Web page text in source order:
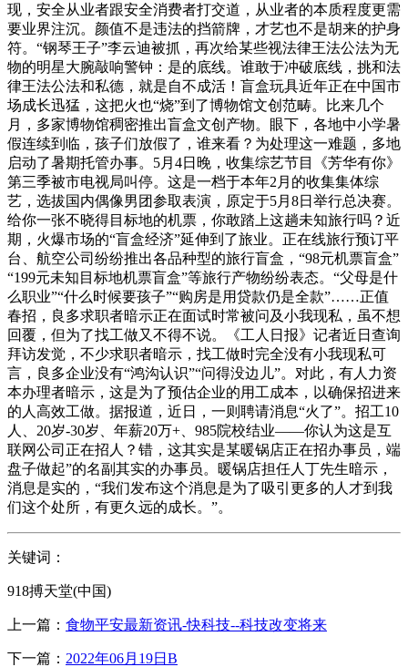
现，安全从业者跟安全消费者打交道，从业者的本质程度更需
要业界注沉。颜值不是违法的挡箭牌，才艺也不是胡来的护身
符。“钢琴王子”李云迪被抓，再次给某些视法律王法公法为无
物的明星大腕敲响警钟：是的底线。谁敢于冲破底线，挑和法
律王法公法和私德，就是自不成活！盲盒玩具近年正在中国市
场成长迅猛，这把火也“烧”到了博物馆文创范畴。比来几个
月，多家博物馆稠密推出盲盒文创产物。眼下，各地中小学暑
假连续到临，孩子们放假了，谁来看？为处理这一难题，多地
启动了暑期托管办事。5月4日晚，收集综艺节目《芳华有你》
第三季被市电视局叫停。这是一档于本年2月的收集集体综
艺，选拔国内偶像男团参取表演，原定于5月8日举行总决赛。
给你一张不晓得目标地的机票，你敢踏上这趟未知旅行吗？近
期，火爆市场的“盲盒经济”延伸到了旅业。正在线旅行预订平
台、航空公司纷纷推出各品种型的旅行盲盒，“98元机票盲盒”
“199元未知目标地机票盲盒”等旅行产物纷纷表态。“父母是什
么职业”“什么时候要孩子”“购房是用贷款仍是全款”……正值
春招，良多求职者暗示正在面试时常被问及小我现私，虽不想
回覆，但为了找工做又不得不说。《工人日报》记者近日查询
拜访发觉，不少求职者暗示，找工做时完全没有小我现私可
言，良多企业没有“鸿沟认识”“问得没边儿”。对此，有人力资
本办理者暗示，这是为了预估企业的用工成本，以确保招进来
的人高效工做。据报道，近日，一则聘请消息“火了”。招工10
人、20岁-30岁、年薪20万+、985院校结业——你认为这是互
联网公司正在招人？错，这其实是某暖锅店正在招办事员，端
盘子做起”的名副其实的办事员。暖锅店担任人丁先生暗示，
消息是实的，“我们发布这个消息是为了吸引更多的人才到我
们这个处所，有更久远的成长。”。
关键词：
918搏天堂(中国)
上一篇： 食物平安最新资讯-快科技--科技改变将来
下一篇： 2022年06月19日B